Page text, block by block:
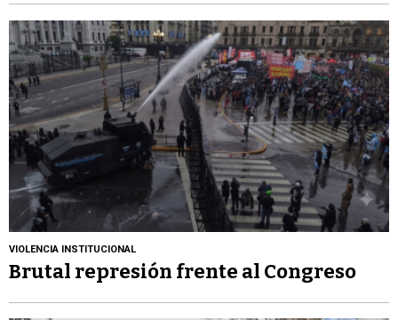
VIOLENCIA INSTITUCIONAL
Brutal represión frente al Congreso